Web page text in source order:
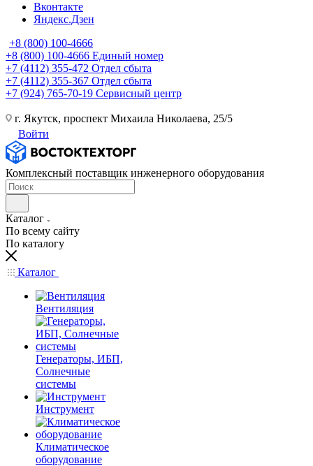
Вконтакте
Яндекс.Дзен
+8 (800) 100-4666
+8 (800) 100-4666 Единый номер
+7 (4112) 355-472 Отдел сбыта
+7 (4112) 355-367 Отдел сбыта
+7 (924) 765-70-19 Сервисный центр
г. Якутск, проспект Михаила Николаева, 25/5
Войти
Комплексный поставщик инженерного оборудования
Каталог
По всему сайту
По каталогу
Каталог
Вентиляция
Генераторы, ИБП,
Солнечные
системы
Инструмент
Климатическое
оборудование